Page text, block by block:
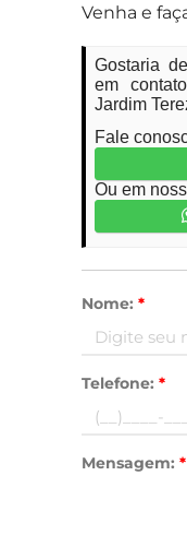
Venha e
Gostaria
em
Jardim
Fale
Ou em
Nome: *
Telefone: *
Mensagem: *